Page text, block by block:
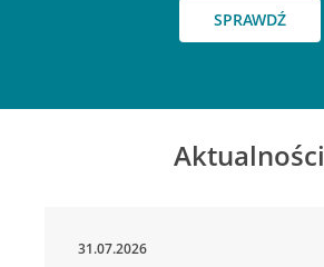
SPRAWDŹ
Aktualności
31.07.2026